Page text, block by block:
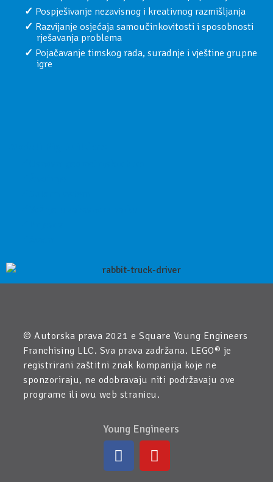
Pospješivanje nezavisnog i kreativnog razmišljanja
Razvijanje osjećaja samoučinkovitosti i sposobnosti
rješavanja problema
Pojačavanje timskog rada, suradnje i vještine grupne
igre
© Autorska prava 2021 e Square Young Engineers
Franchising LLC. Sva prava zadržana. LEGO® je
registrirani zaštitni znak kompanija koje ne
sponzoriraju, ne odobravaju niti podržavaju ove
programe ili ovu web stranicu.
Young Engineers